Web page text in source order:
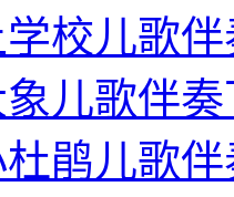
校儿歌伴
儿歌伴奏
鹃儿歌